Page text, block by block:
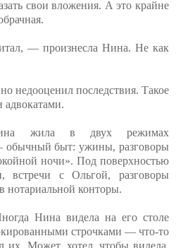
свои вложения. А это крайне
— произнесла Нина. Не как
недооценил последствия. Такое
адвокатами.
жила в двух режимах
быт: ужины, разговоры
ночи». Под поверхностью
с Ольгой, разговоры
нотариальной конторы.
Нина видела на его столе
строчками — что-то
их. Может, хотел, чтобы видела.